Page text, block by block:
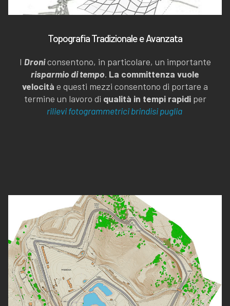
Topografia Tradizionale e Avanzata
I Droniconsentono, in particolare, un importante
risparmio di tempo. La committenza vuole
velocità e questi mezzi consentono di portare a
termine un lavoro di qualità in tempi rapidiper
rilievi fotogrammetrici brindisi puglia